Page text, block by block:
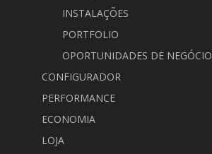
INSTALAÇÕES
PORTFOLIO
OPORTUNIDADES DE NEGÓCIO
CONFIGURADOR
PERFORMANCE
ECONOMIA
LOJA